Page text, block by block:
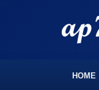
HOME